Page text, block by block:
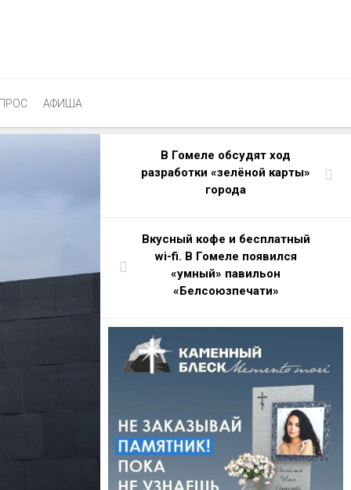
АФИША
В Гомеле обсудят ход
разработки «зелёной карты»
города
Вкусный кофе и бесплатный
wi-fi. В Гомеле появился
«умный» павильон
«Белсоюзпечати»